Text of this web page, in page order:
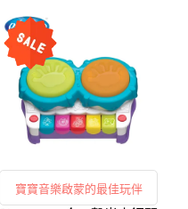
寶寶音樂啟蒙的最佳玩伴